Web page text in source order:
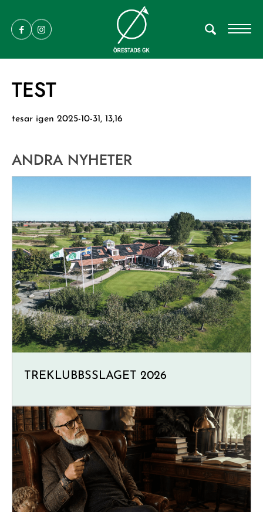
TEST
tesar igen 2025-10-31, 13,16
ANDRA NYHETER
TREKLUBBSSLAGET 2026